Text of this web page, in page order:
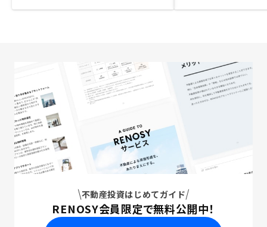
不動産投資はじめてガイド
RENOSY会員限定で無料公開中！